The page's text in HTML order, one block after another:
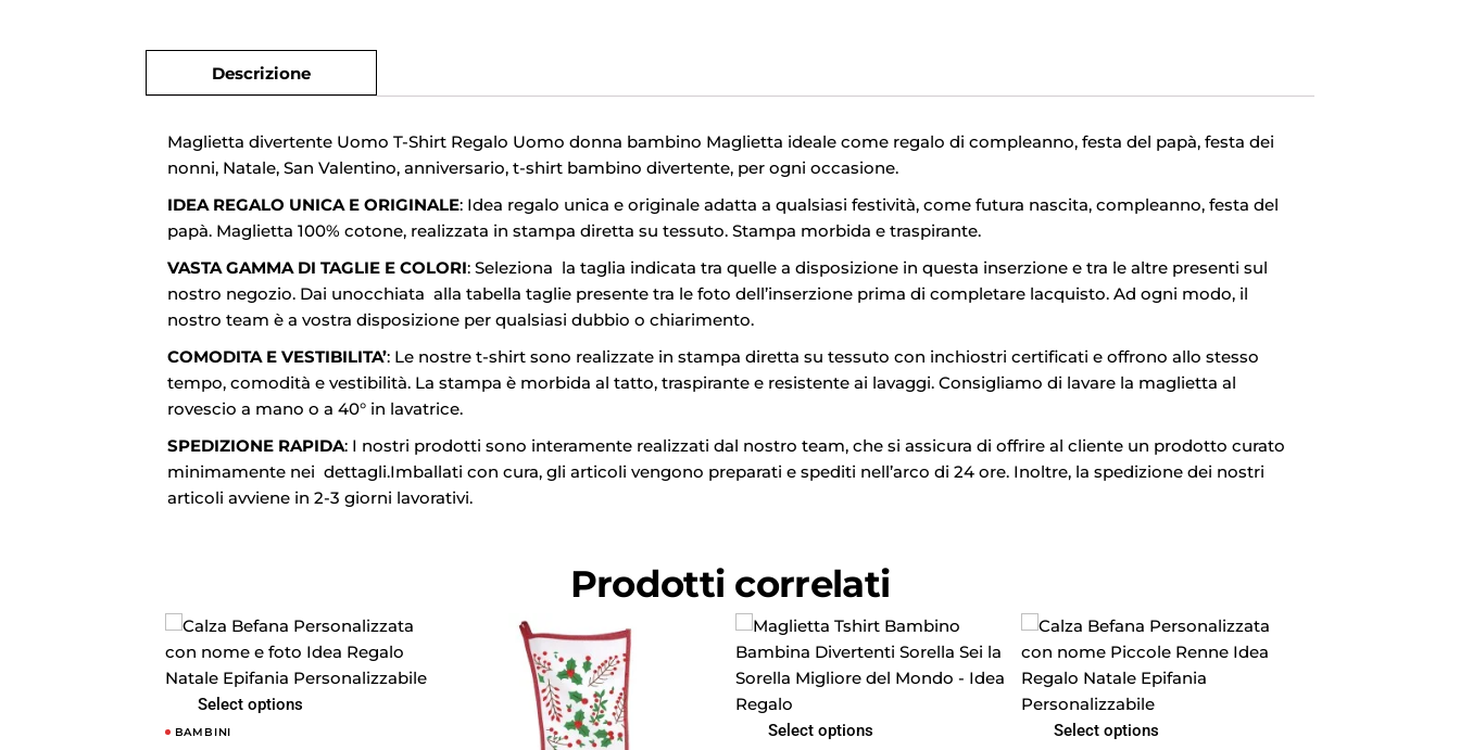
Descrizione
Maglietta divertente Uomo T-Shirt Regalo Uomo donna bambino Maglietta ideale come regalo di compleanno, festa del papà, festa dei
nonni, Natale, San Valentino, anniversario, t-shirt bambino divertente, per ogni occasione.
IDEA REGALO UNICA E ORIGINALE: Idea regalo unica e originale adatta a qualsiasi festività, come futura nascita, compleanno, festa del
papà. Maglietta 100% cotone, realizzata in stampa diretta su tessuto. Stampa morbida e traspirante.
VASTA GAMMA DI TAGLIE E COLORI: Seleziona la taglia indicata tra quelle a disposizione in questa inserzione e tra le altre presenti sul
nostro negozio. Dai unocchiata alla tabella taglie presente tra le foto dell’inserzione prima di completare lacquisto. Ad ogni modo, il
nostro team è a vostra disposizione per qualsiasi dubbio o chiarimento.
COMODITA E VESTIBILITA’: Le nostre t-shirt sono realizzate in stampa diretta su tessuto con inchiostri certificati e offrono allo stesso
tempo, comodità e vestibilità. La stampa è morbida al tatto, traspirante e resistente ai lavaggi. Consigliamo di lavare la maglietta al
rovescio a mano o a 40° in lavatrice.
SPEDIZIONE RAPIDA: I nostri prodotti sono interamente realizzati dal nostro team, che si assicura di offrire al cliente un prodotto curato
minimamente nei dettagli.Imballati con cura, gli articoli vengono preparati e spediti nell’arco di 24 ore. Inoltre, la spedizione dei nostri
articoli avviene in 2-3 giorni lavorativi.
Prodotti correlati
Select options
BAMBINI Select options Select options